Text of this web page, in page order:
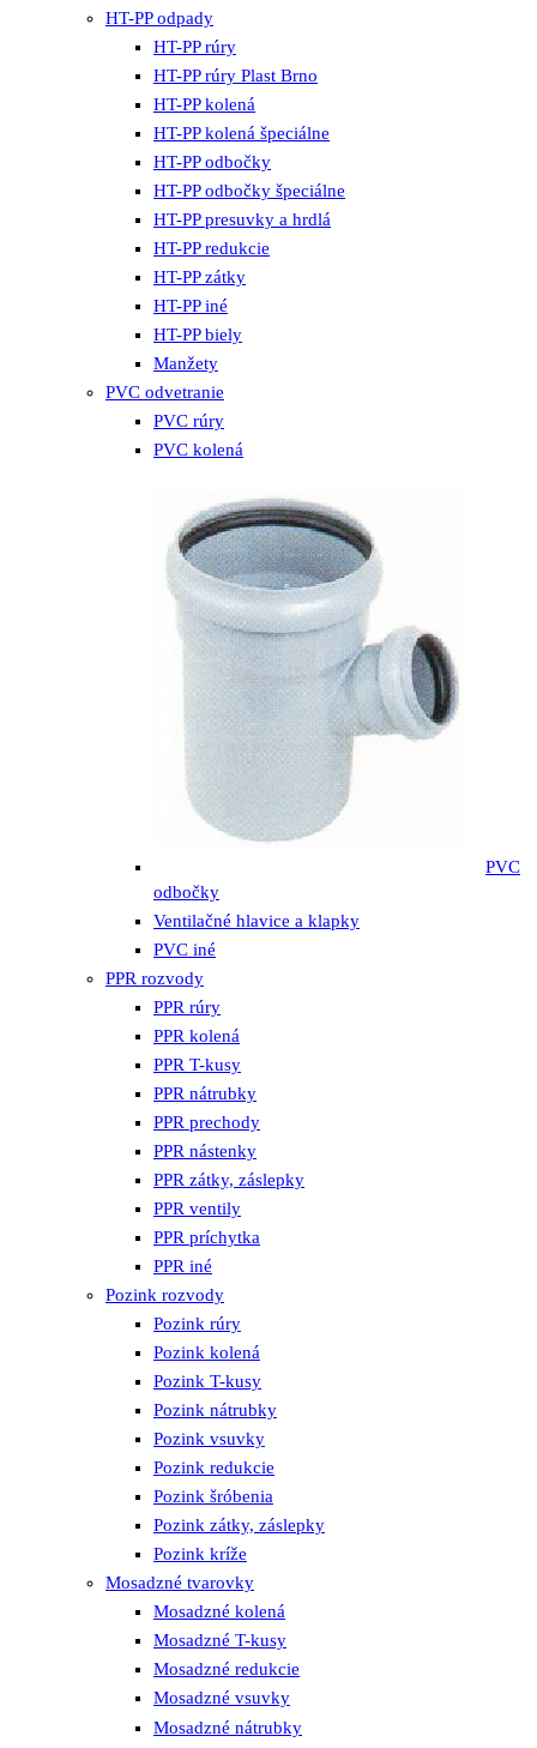
HT-PP odpady
HT-PP rúry
HT-PP rúry Plast Brno
HT-PP kolená
HT-PP kolená špeciálne
HT-PP odbočky
HT-PP odbočky špeciálne
HT-PP presuvky a hrdlá
HT-PP redukcie
HT-PP zátky
HT-PP iné
HT-PP biely
Manžety
PVC odvetranie
PVC rúry
PVC kolená
PVC
odbočky
Ventilačné hlavice a klapky
PVC iné
PPR rozvody
PPR rúry
PPR kolená
PPR T-kusy
PPR nátrubky
PPR prechody
PPR nástenky
PPR zátky, záslepky
PPR ventily
PPR príchytka
PPR iné
Pozink rozvody
Pozink rúry
Pozink kolená
Pozink T-kusy
Pozink nátrubky
Pozink vsuvky
Pozink redukcie
Pozink šróbenia
Pozink zátky, záslepky
Pozink kríže
Mosadzné tvarovky
Mosadzné kolená
Mosadzné T-kusy
Mosadzné redukcie
Mosadzné vsuvky
Mosadzné nátrubky